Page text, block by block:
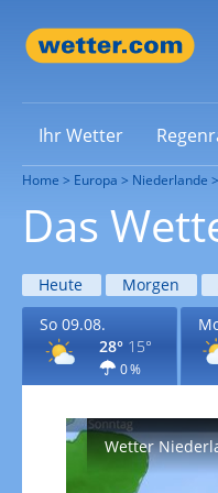
Ihr Wetter
Home Europa Niederlande
Das
Heute Morgen
So 09.08.
28° 15°
0 %
Wetter